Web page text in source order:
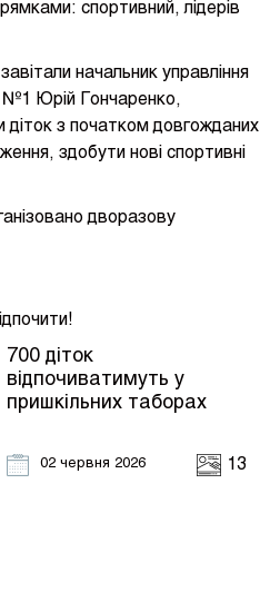
спортивний, лідерів
начальник управління
Юрій Гончаренко,
з початком довгожданих
здобути нові спортивні
дворазову
700 діток
відпочиватимуть у
пришкільних таборах
02 червня 2026 13